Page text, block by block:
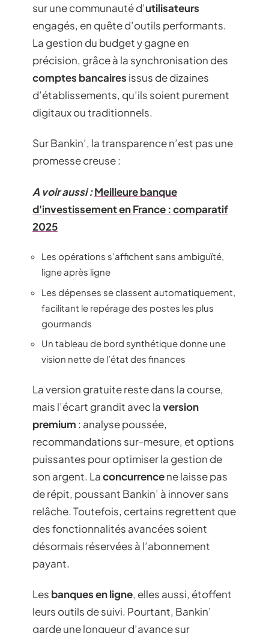
sur une communauté d’utilisateurs
engagés, en quête d’outils performants.
La gestion du budget y gagne en
précision, grâce à la synchronisation des
comptes bancaires issus de dizaines
d’établissements, qu’ils soient purement
digitaux ou traditionnels.
Sur Bankin’, la transparence n’est pas une
promesse creuse :
A voir aussi :Meilleure banque
d'investissement en France : comparatif
2025
Les opérations s’affichent sans ambiguïté,
ligne après ligne
Les dépenses se classent automatiquement,
facilitant le repérage des postes les plus
gourmands
Un tableau de bord synthétique donne une
vision nette de l’état des finances
La version gratuite reste dans la course,
mais l’écart grandit avec laversion
premium : analyse poussée,
recommandations sur-mesure, et options
puissantes pour optimiser la gestion de
son argent. Laconcurrencene laisse pas
de répit, poussant Bankin’ à innover sans
relâche. Toutefois, certains regrettent que
des fonctionnalités avancées soient
désormais réservées à l’abonnement
payant.
Les banques en ligne, elles aussi, étoffent
leurs outils de suivi. Pourtant, Bankin’
garde une longueur d’avance sur